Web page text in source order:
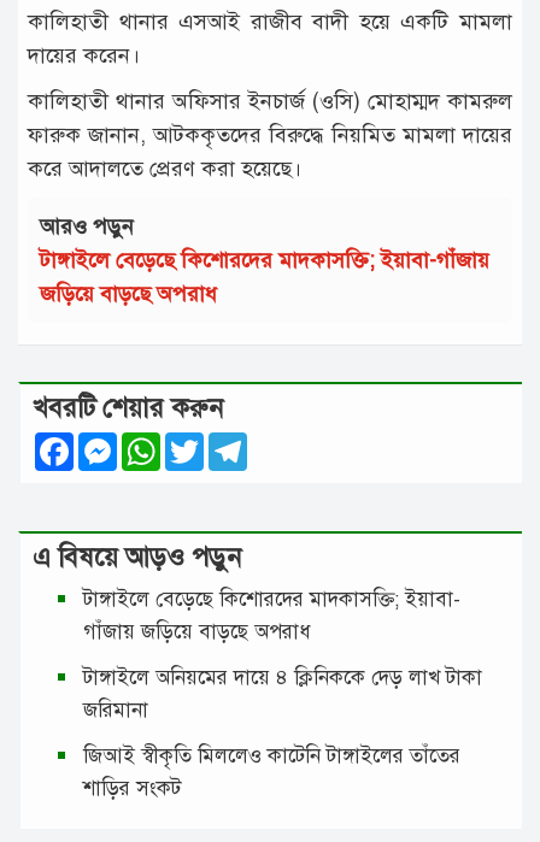
কালিহাতী থানার এসআই রাজীব বাদী হয়ে একটি মামলা
দায়ের করেন।
কালিহাতী থানার অফিসার ইনচার্জ (ওসি) মোহাম্মদ কামরুল
ফারুক জানান, আটককৃতদের বিরুদ্ধে নিয়মিত মামলা দায়ের
করে আদালতে প্রেরণ করা হয়েছে।
আরও পড়ুন
টাঙ্গাইলে বেড়েছে কিশোরদের মাদকাসক্তি; ইয়াবা-গাঁজায়
জড়িয়ে বাড়ছে অপরাধ
খবরটি শেয়ার করুন
FacebookMessenger
WhatsApp
Twitter
এ বিষয়ে আড়ও পড়ুন
টাঙ্গাইলে বেড়েছে কিশোরদের মাদকাসক্তি; ইয়াবা-
গাঁজায় জড়িয়ে বাড়ছে অপরাধ
টাঙ্গাইলে অনিয়মের দায়ে ৪ ক্লিনিককে দেড় লাখ টাকা
জরিমানা
জিআই স্বীকৃতি মিললেও কাটেনি টাঙ্গাইলের তাঁতের
শাড়ির সংকট